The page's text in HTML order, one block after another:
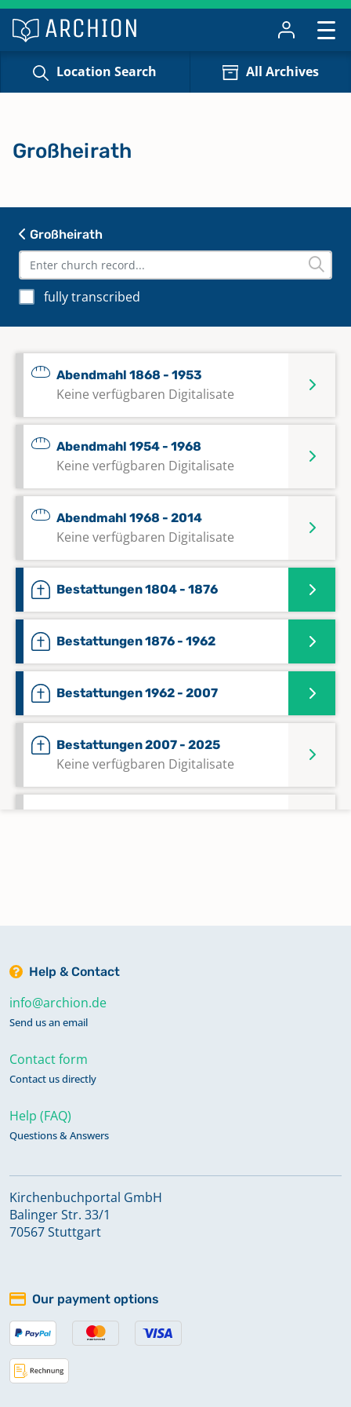
Location Search All Archives
Großheirath
fully transcribed
Abendmahl 1868 - 1953
Keine verfügbaren Digitalisate
Abendmahl 1954 - 1968
Keine verfügbaren Digitalisate
Abendmahl 1968 - 2014
Keine verfügbaren Digitalisate
Bestattungen 1804 - 1876
Bestattungen 1876 - 1962
Bestattungen 1962 - 2007
Bestattungen 2007 - 2025
Keine verfügbaren Digitalisate
Kirchenaustritte 2013 - 2023
Keine verfügbaren Digitalisate
Konfirmationen 1974 - 2013
Keine verfügbaren Digitalisate
Konfirmationen 2014 - 2023
Keine verfügbaren Digitalisate
Taufen 1632 - 1800; Trauungen 1632
- 1800; Bestattungen 1652 - 1800
Konfirmationen 1835 - 1872, 1875 -
1974
Taufen 1803 - 1876
Großheirath
Help & Contact
info@archion.de
Send us an email
Contact form
Contact us directly
Help (FAQ)
Questions & Answers
Kirchenbuchportal GmbH
Balinger Str. 33/1
70567 Stuttgart
Our payment options